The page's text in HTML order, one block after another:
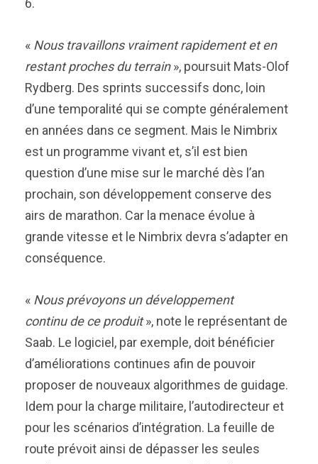
6.
« Nous travaillons vraiment rapidement et en
restant proches du terrain», poursuit Mats-Olof
Rydberg. Des sprints successifs donc, loin
d’une temporalité qui se compte généralement
en années dans ce segment. Mais le Nimbrix
est un programme vivant et, s’il est bien
question d’une mise sur le marché dès l’an
prochain, son développement conserve des
airs de marathon. Car la menace évolue à
grande vitesse et le Nimbrix devra s’adapter en
conséquence.
« Nous prévoyons un développement
continu de ce produit», note le représentant de
Saab. Le logiciel, par exemple, doit bénéficier
d’améliorations continues afin de pouvoir
proposer de nouveaux algorithmes de guidage.
Idem pour la charge militaire, l’autodirecteur et
pour les scénarios d’intégration. La feuille de
route prévoit ainsi de dépasser les seules